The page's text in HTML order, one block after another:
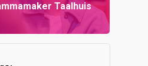
Taalhuis